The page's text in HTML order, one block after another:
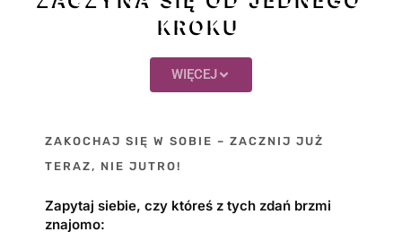
KROKU
WIĘCEJ
ZAKOCHAJ SIĘ W SOBIE – ZACZNIJ JUŻ
TERAZ, NIE JUTRO!
Zapytaj siebie, czy któreś z tych zdań brzmi
znajomo: